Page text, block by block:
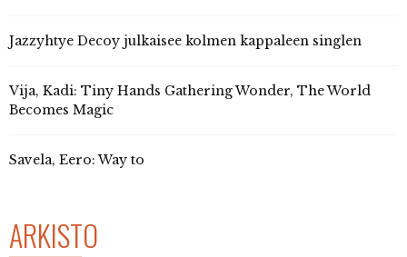
Jazzyhtye Decoy julkaisee kolmen kappaleen singlen
Vija, Kadi: Tiny Hands Gathering Wonder, The World
Becomes Magic
Savela, Eero: Way to
ARKISTO